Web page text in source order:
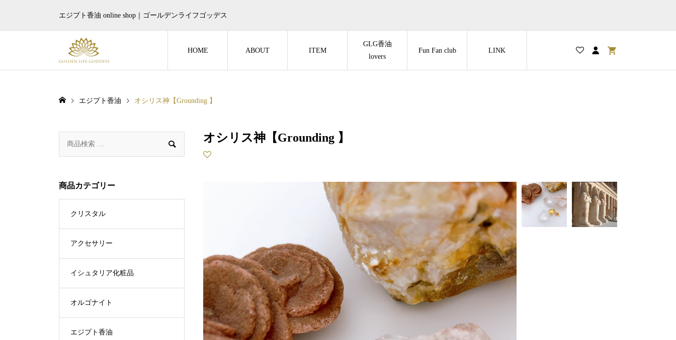
エジプト香油 online shop｜ゴールデンライフゴッデス
HOME ABOUT ITEM
GLG香油
lovers
Fun Fan club LINK
エジプト香油 オシリス神【Grounding 】
オシリス神【Grounding 】

商品カテゴリー
クリスタル
アクセサリー
イシュタリア化粧品
オルゴナイト
エジプト香油